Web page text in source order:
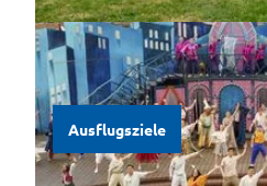
Museen, Mühlen, Gärten,
Ausflugsziele
Ausflugsziele